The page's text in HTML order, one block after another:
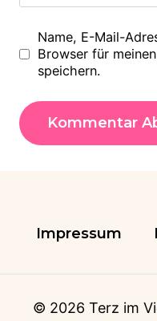
Name, E-Mail-
Browser für
speichern.
Impressum
© 2026 Terz im